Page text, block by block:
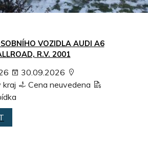
VOZIDLA AUDI A6
R.V. 2001
30.09.2026
kraj
Cena neuvedena